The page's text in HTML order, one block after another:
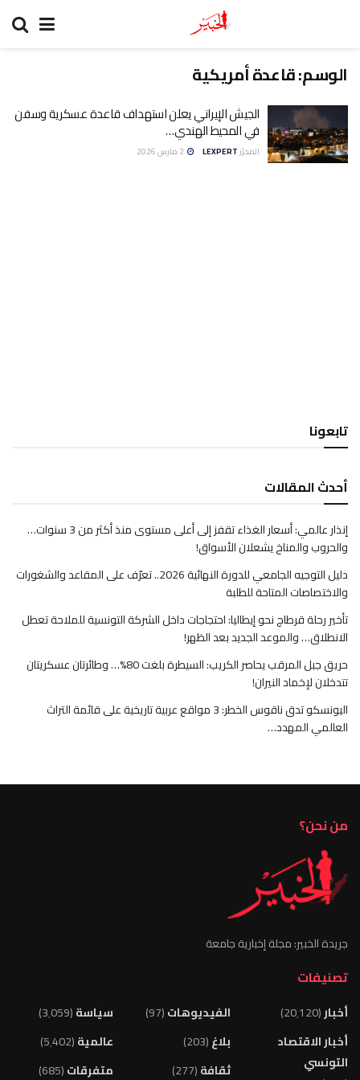
الوسم:قاعدة أمريكية
الجيش الإيراني يعلن استهداف قاعدة عسكرية وسفن
في المحيط الهندي…
المحرّرLEXPERT
تابعونا
أحدث المقالات
إنذار عالمي: أسعار الغذاء تقفز إلى أعلى مستوى منذ أكثر من 3 سنوات…
والحروب والمناخ يشعلان الأسواق!
دليل التوجيه الجامعي للدورة النهائية 2026.. تعرّف على المقاعد والشغورات
والاختصاصات المتاحة للطلبة
تأخير رحلة قرطاج نحو إيطاليا: احتجاجات داخل الشركة التونسية للملاحة تعطل
الانطلاق… والموعد الجديد بعد الظهر!
حريق جبل المرقب يحاصر الكريب: السيطرة بلغت 80%… وطائرتان عسكريتان
تتدخلان لإخماد النيران!
اليونسكو تدق ناقوس الخطر: 3 مواقع عربية تاريخية على قائمة التراث
العالمي المهدد…
من نحن؟
جريدة الخبير: مجلة إخبارية جامعة
تصنيفات
أخبار(20٬120)
أخبار الاقتصاد
التونسي
الفيديوهات(97)
بلاغ(203)
ثقافة(277)
سياسة(3٬059)
عالمية(5٬402)
متفرقات(685)